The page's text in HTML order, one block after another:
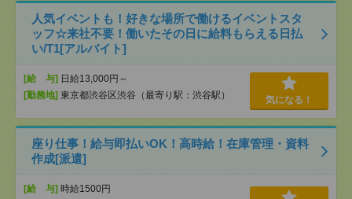
人気イベントも！好きな場所で働けるイベントスタ
ッフ☆来社不要！働いたその日に給料もらえる日払
い/T1[アルバイト]
[給 与] 日給13,000円～
[勤務地] 東京都渋谷区渋谷（最寄り駅：渋谷駅） 気になる！
座り仕事！給与即払いOK！高時給！在庫管理・資料
作成[派遣]
[給 与] 時給1500円